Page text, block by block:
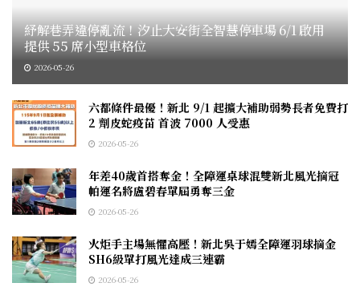
紓解巷弄違停亂流！汐止大安街全智慧停車場 6/1 啟用
提供 55 席小型車格位
2026-05-26
六都條件最優！新北 9/1 起擴大補助弱勢長者免費打
2 劑皮蛇疫苗 首波 7000 人受惠
2026-05-26
年差40歲首搭奪金！全障運桌球混雙新北風光摘冠
帕運名將盧碧春單屆勇奪三金
2026-05-26
火炬手主場無懼高壓！新北吳于嫣全障運羽球摘金
SH6級單打風光達成三連霸
2026-05-26